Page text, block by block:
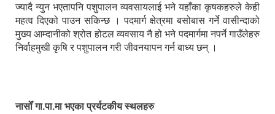
ज्यादै न्युन भएतापनि पशुपालन व्यवसायलाई भने यहाँका कृषकहरुले केही
महत्व दिएको पाउन सकिन्छ । पदमार्ग क्षेत्रमा बसोबास गर्ने वासीन्दाको
मुख्य आम्दानीको श्रोत होटल व्यवसाय नै हो भने पदमार्गमा नपर्ने गाउँलेहरु
निर्वाहमुखी कृषि र पशुपालन गरी जीवनयापन गर्न बाध्य छन् ।
नासोँ गा.पा.मा भएका प्रर्यटकीय स्थलहरु